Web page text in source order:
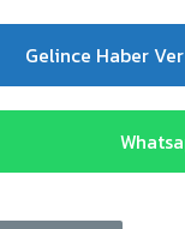
Gelince Haber Ver